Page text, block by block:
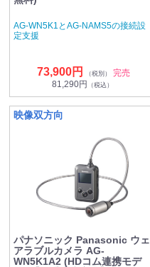
AG-WN5K1とAG-NAMS5の接続設
定支援
73,900円 （税別）
完売
81,290円 （税込）
映像双方向
パナソニック Panasonic ウェ
アラブルカメラ AG-
WN5K1A2 (HDコム連携モデ